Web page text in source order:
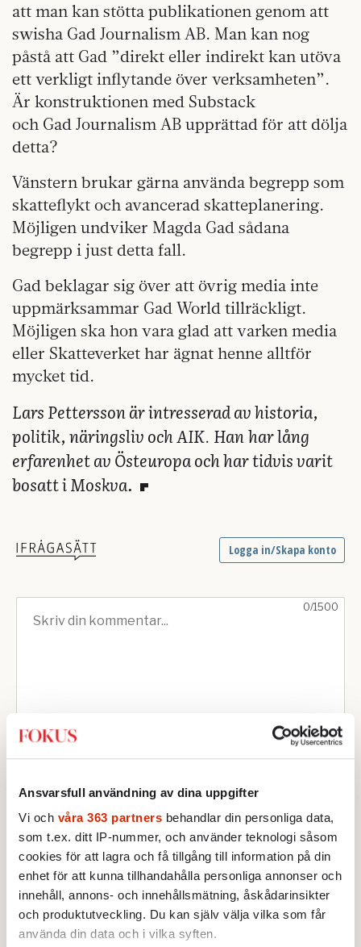
Ansvarsfull användning av dina uppgifter
Vi och våra 363 partners behandlar din personliga data,
som t.ex. ditt IP-nummer, och använder teknologi såsom
cookies för att lagra och få tillgång till information på din
enhet för att kunna tillhandahålla personliga annonser och
innehåll, annons- och innehållsmätning, åskådarinsikter
och produktutveckling. Du kan själv välja vilka som får
använda din data och i vilka syften.
att man kan stötta publikationen genom att
swisha Gad Journalism AB. Man kan nog
påstå att Gad ”direkt eller indirekt kan utöva
ett verkligt inflytande över verksamheten”.
Är konstruktionen med Substack
och Gad Journalism AB upprättad för att dölja
detta?
Vänstern brukar gärna använda begrepp som
skatteflykt och avancerad skatteplanering.
Möjligen undviker Magda Gad sådana
begrepp i just detta fall.
Gad beklagar sig över att övrig media inte
uppmärksammar Gad World tillräckligt.
Möjligen ska hon vara glad att varken media
eller Skatteverket har ägnat henne alltför
mycket tid.
Lars Pettersson är intresserad av historia,
politik, näringsliv och AIK. Hanhar lång
erfarenhet av Östeuropa och har tidvis varit
bosatt i Moskva.